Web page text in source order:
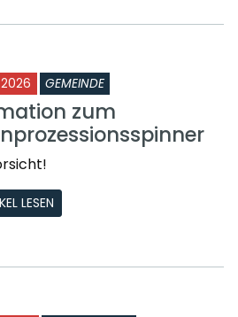
GEMEINDE
zum
LESEN